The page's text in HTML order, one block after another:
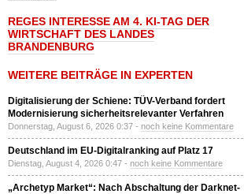
REGES INTERESSE AM 4. KI-TAG DER
WIRTSCHAFT DES LANDES
BRANDENBURG
WEITERE BEITRÄGE IN EXPERTEN
Digitalisierung der Schiene: TÜV-Verband fordert
Modernisierung sicherheitsrelevanter Verfahren
Donnerstag, August 6, 2026 0:37 - noch keine Kommentare
Deutschland im EU-Digitalranking auf Platz 17
Dienstag, August 4, 2026 0:47 - noch keine Kommentare
„Archetyp Market“: Nach Abschaltung der Darknet-